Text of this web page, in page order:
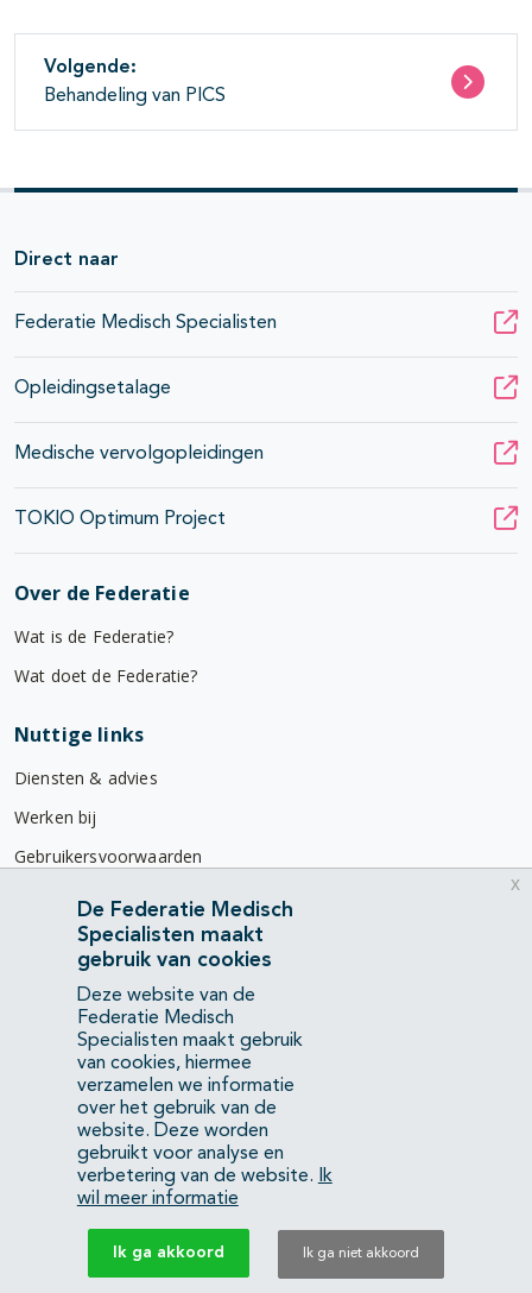
Volgende:
Behandeling van PICS
Direct naar
Federatie Medisch Specialisten
Opleidingsetalage
Medische vervolgopleidingen
TOKIO Optimum Project
Over de Federatie
Wat is de Federatie?
Wat doet de Federatie?
Nuttige links
Diensten & advies
Werken bij
Gebruikersvoorwaarden
Privacyverklaring
Contact
Mercatorlaan 1200
3528 BL Utrecht
(088) 505 34 34
info@richtlijnendatabase.nl
YouTubeLinkedIn
KvK Federatie Medisch Specialisten:40483480
Privacyverklaring
De Federatie Medisch
Specialisten maakt
gebruik van cookies
Deze website van de
Federatie Medisch
Specialisten maakt gebruik
van cookies, hiermee
verzamelen we informatie
over het gebruik van de
website. Deze worden
gebruikt voor analyse en
verbetering van de website.
Ik
wil meer informatie
Ik ga akkoord Ik ga niet akkoord
x